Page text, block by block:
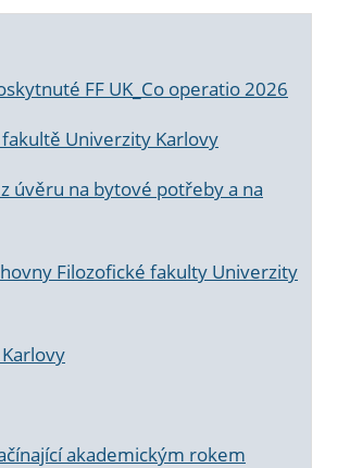
FF UK_Co operatio 2026
Univerzity Karlovy
úvěru na bytové potřeby a na
Filozofické fakulty Univerzity
akademickým rokem